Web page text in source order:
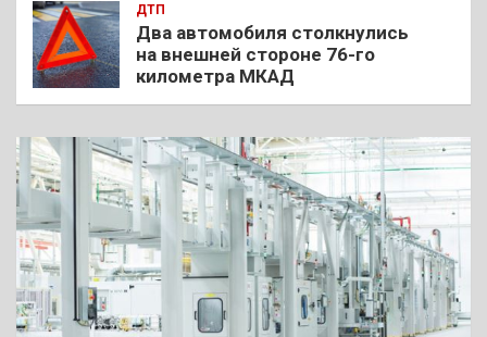
ДТП
Два автомобиля столкнулись
на внешней стороне 76-го
километра МКАД